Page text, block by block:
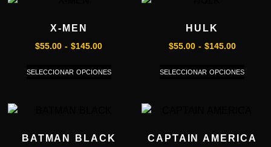
X-MEN
$55.00 - $145.00
SELECCIONAR OPCIONES
HULK
$55.00 - $145.00
SELECCIONAR OPCIONES
BATMAN BLACK CAPTAIN AMERICA